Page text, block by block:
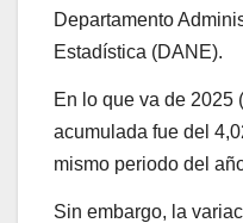
Departamento
Estadística (DANE).
En lo que va de 2025
acumulada fue del
mismo periodo del
Sin embargo, la